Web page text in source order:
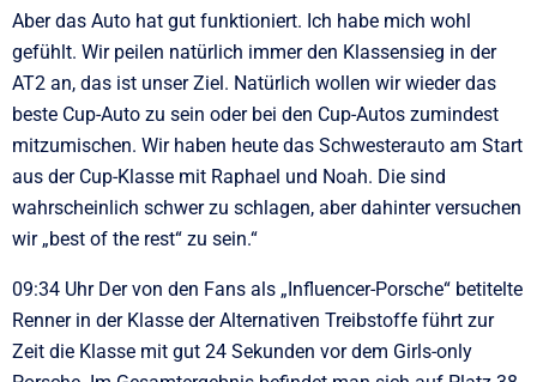
Aber das Auto hat gut funktioniert. Ich habe mich wohl
gefühlt. Wir peilen natürlich immer den Klassensieg in der
AT2 an, das ist unser Ziel. Natürlich wollen wir wieder das
beste Cup-Auto zu sein oder bei den Cup-Autos zumindest
mitzumischen. Wir haben heute das Schwesterauto am Start
aus der Cup-Klasse mit Raphael und Noah. Die sind
wahrscheinlich schwer zu schlagen, aber dahinter versuchen
wir „best of the rest“ zu sein.“
09:34 Uhr Der von den Fans als „Influencer-Porsche“ betitelte
Renner in der Klasse der Alternativen Treibstoffe führt zur
Zeit die Klasse mit gut 24 Sekunden vor dem Girls-only